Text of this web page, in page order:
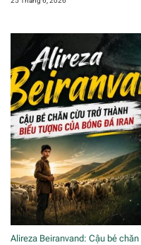
Alireza Beiranvand: Cậu bé